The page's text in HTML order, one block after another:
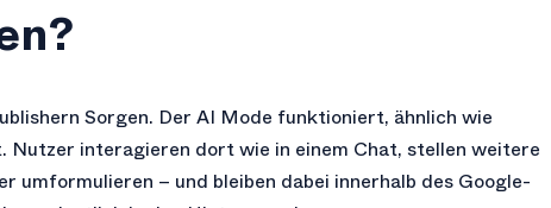
Sorgen. Der AI Mode funktioniert, ähnlich wie
interagieren dort wie in einem Chat, stellen weitere
umformulieren – und bleiben dabei innerhalb des Google-